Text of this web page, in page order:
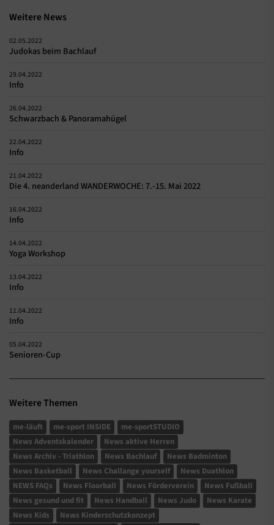
Weitere News
02.05.2022
Judokas beim Bachlauf
29.04.2022
Info
26.04.2022
Schwarzbach & Panoramahügel
22.04.2022
Info
21.04.2022
Die 4. neanderland WANDERWOCHE: 7.-15. Mai 2022
16.04.2022
Info
14.04.2022
Yoga Workshop
13.04.2022
Info
11.04.2022
Info
05.04.2022
Senioren-Cup
Weitere Themen
me-läuft me-sport INSIDE
me-sportSTUDIO
News Adventskalender
News aktive Herren
News Archiv - Triathlon
News Bachlauf
News Badminton
News Basketball
News Challange yourself
News Duathlon
NEWS FAQs
News Floorball News Förderverein
News Fußball
News gesund und fit
News Handball News Judo
News Karate
News Kids
News Kinderschutzkonzept